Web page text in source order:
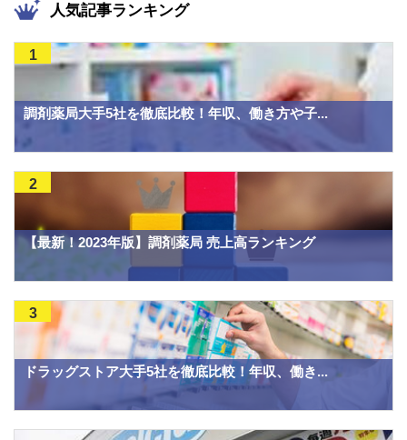
人気記事ランキング
調剤薬局大手5社を徹底比較！年収、働き方や子...
1
【最新！2023年版】調剤薬局 売上高ランキング
2
ドラッグストア大手5社を徹底比較！年収、働き...
3